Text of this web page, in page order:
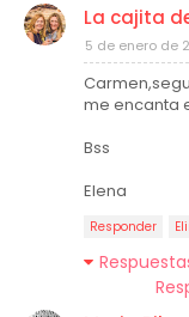
La cajita
5 de enero de
me encanta
Bss
Elena
Responder